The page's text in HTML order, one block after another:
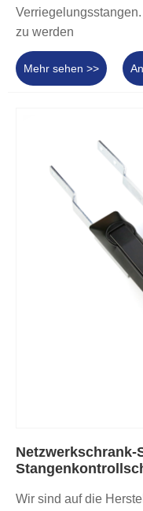
zu werden
Mehr sehen >>
Netzwerkschrank-
Wir sind auf die